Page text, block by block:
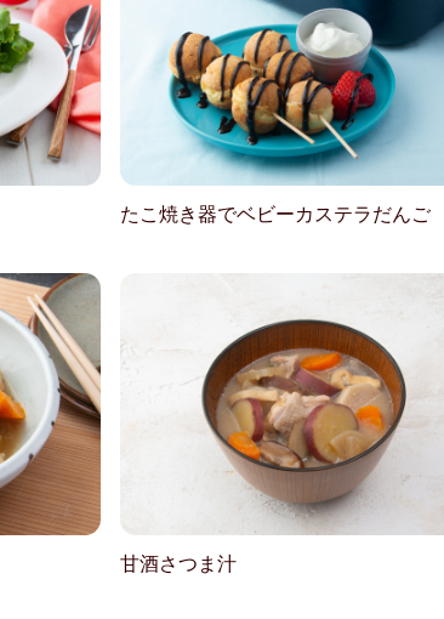
たこ焼き器でベビーカステラだんご
甘酒さつま汁